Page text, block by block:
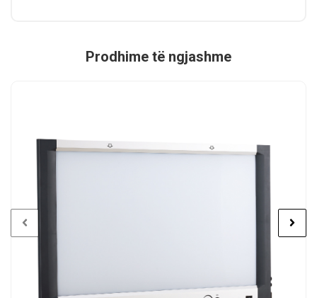
Prodhime të ngjashme